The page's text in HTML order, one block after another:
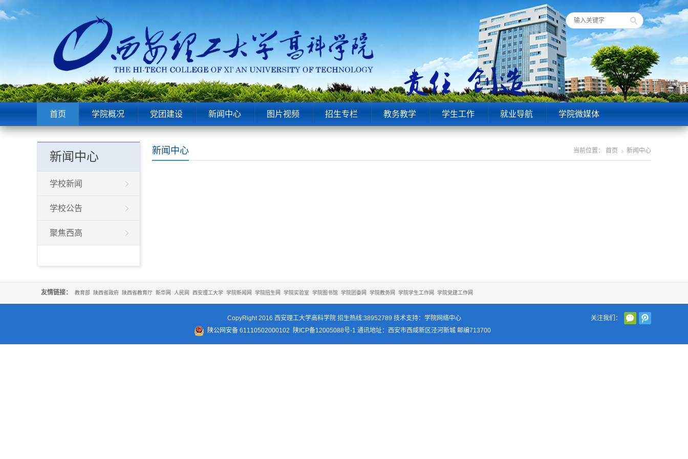
首页 学院概况 党团建设 新闻中心 图片视频 招生专栏 教务教学 学生工作 就业导航 学院微媒体
新闻中心 当前位置： 首页 新闻中心
新闻中心
学校新闻
学校公告
聚焦西高
友情链接： 教育部 陕西省政府 陕西省教育厅 新华网 人民网 西安理工大学 学院新闻网 学院招生网 学院实验室 学院图书馆 学院团委网 学院教务网 学院学生工作网 学院党建工作网
关注我们：
CopyRight 2016 西安理工大学高科学院 招生热线:38952789 技术支持：学院网络中心
陕公网安备 61110502000102
陕ICP备12005088号-1 通讯地址：西安市西咸新区泾河新城 邮编713700